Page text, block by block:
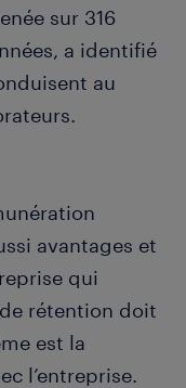
sur 316
a identifié
au
avantages et
qui
rétention doit
est la
l’entreprise.